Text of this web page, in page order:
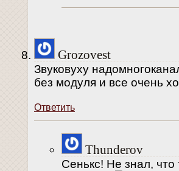
Grozovest
Звуковуху
без модуля и все очень
Ответить
Thunderov
Сенькс! Не знал, что